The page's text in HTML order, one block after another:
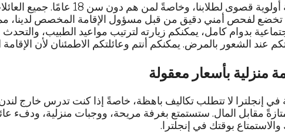
السلامة أولوية قصوى
تخضع لفحص أمني دقيق من قبل مسؤول الإقامة المخصص لدينا،
بدوام كامل، يمكنكم زيارته لترتيب مواعيد الطبيب،
عند الشعور بالمرض. يمكنكم أنتم وعائلتكم الاطمئنان لأن الإقامة
منزلية بأسعار معقولة
في إنجلترا لا تتطلب تكاليف باهظة، خاصةً إذا كنت تدرس خارج
مقابل المال. ستستمتع بغرفة مريحة، ووجبات منزلية، ودفء
بوقتك في إنجلترا.